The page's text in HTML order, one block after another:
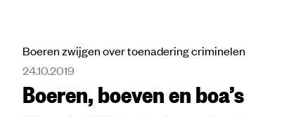
Boeren zwijgen over toenadering criminelen
24.10.2019
Boeren, boeven en boa’s